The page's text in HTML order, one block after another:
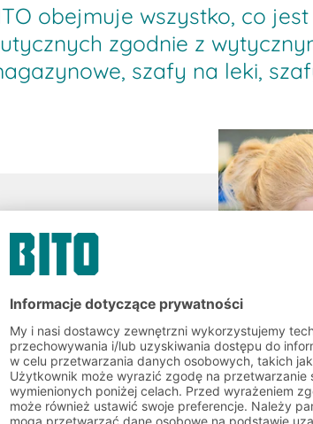
obejmuje wszystko, co
zgodnie z
szafy na leki,